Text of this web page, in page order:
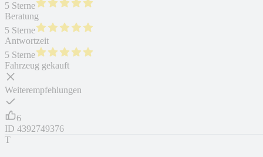
5 Sterne
Beratung
5 Sterne
Antwortzeit
5 Sterne
Fahrzeug gekauft
Weiterempfehlungen
6
ID 4392749376
T